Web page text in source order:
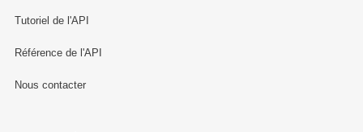
Tutoriel de l'API
Référence de l'API
Nous contacter